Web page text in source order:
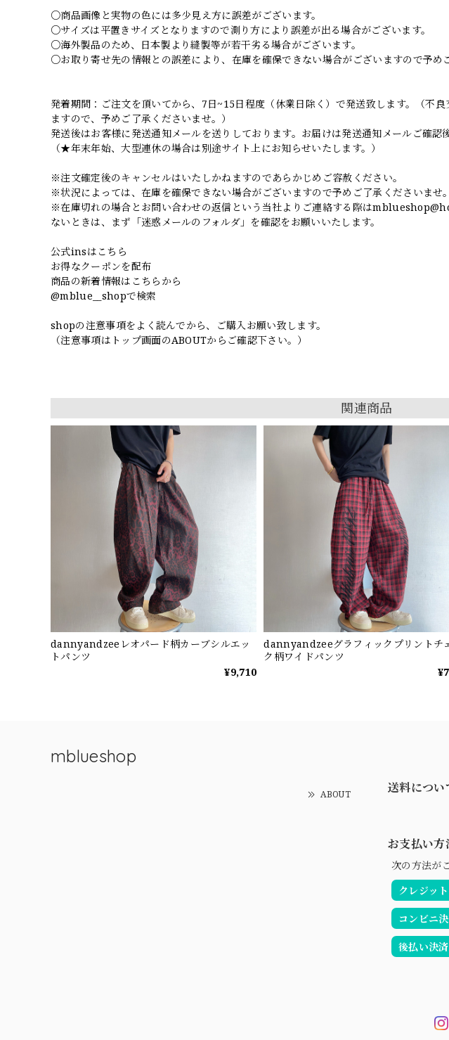
○商品画像と実物の色には多少見え方に誤差がございます。
○サイズは平置きサイズとなりますので測り方により誤差が出る場合がございます。
○海外製品のため、日本製より縫製等が若干劣る場合がございます。
○お取り寄せ先の情報との誤差により、在庫を確保できない場合がございますので予め
発着期間：ご注文を頂いてから、7日~15日程度（休業日除く）で発送致します。（不
ますので、予めご了承くださいませ。）
発送後はお客様に発送通知メールを送りしております。お届けは発送通知メールご確認
（★年末年始、大型連休の場合は別途サイト上にお知らせいたします。）
※注文確定後のキャンセルはいたしかねますのであらかじめご容赦ください。
※状況によっては、在庫を確保できない場合がございますので予めご了承くださいませ。
※在庫切れの場合とお問い合わせの返信という当社よりご連絡する際は
ないときは、まず「迷惑メールのフォルダ」を確認をお願いいたします。
公式insはこちら
お得なクーポンを配布
商品の新着情報はこちらから
@mblue__shopで検索
shopの注意事項をよく読んでから、ご購入お願い致します。
（注意事項はトップ画面のABOUTからご確認下さい。）
関連商品
dannyandzeeレオパード柄カーブシルエッ
トパンツ
¥9,710
dannyandzeeグラフィックプリントチ
ク柄ワイドパンツ
mblueshop
ABOUT 送料につい
お支払い方
次の方法が
クレジッ
コンビニ
後払い決済